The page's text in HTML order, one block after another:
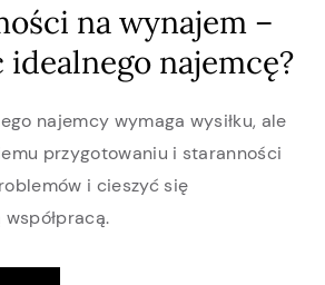
na wynajem –
idealnego najemcę?
najemcy wymaga wysiłku, ale
przygotowaniu i staranności
i cieszyć się